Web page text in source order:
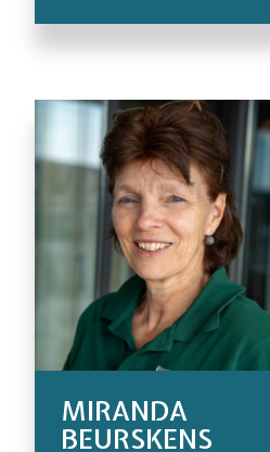
MIRANDA
BEURSKENS